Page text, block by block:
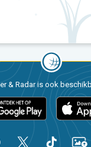
& Radar is ook